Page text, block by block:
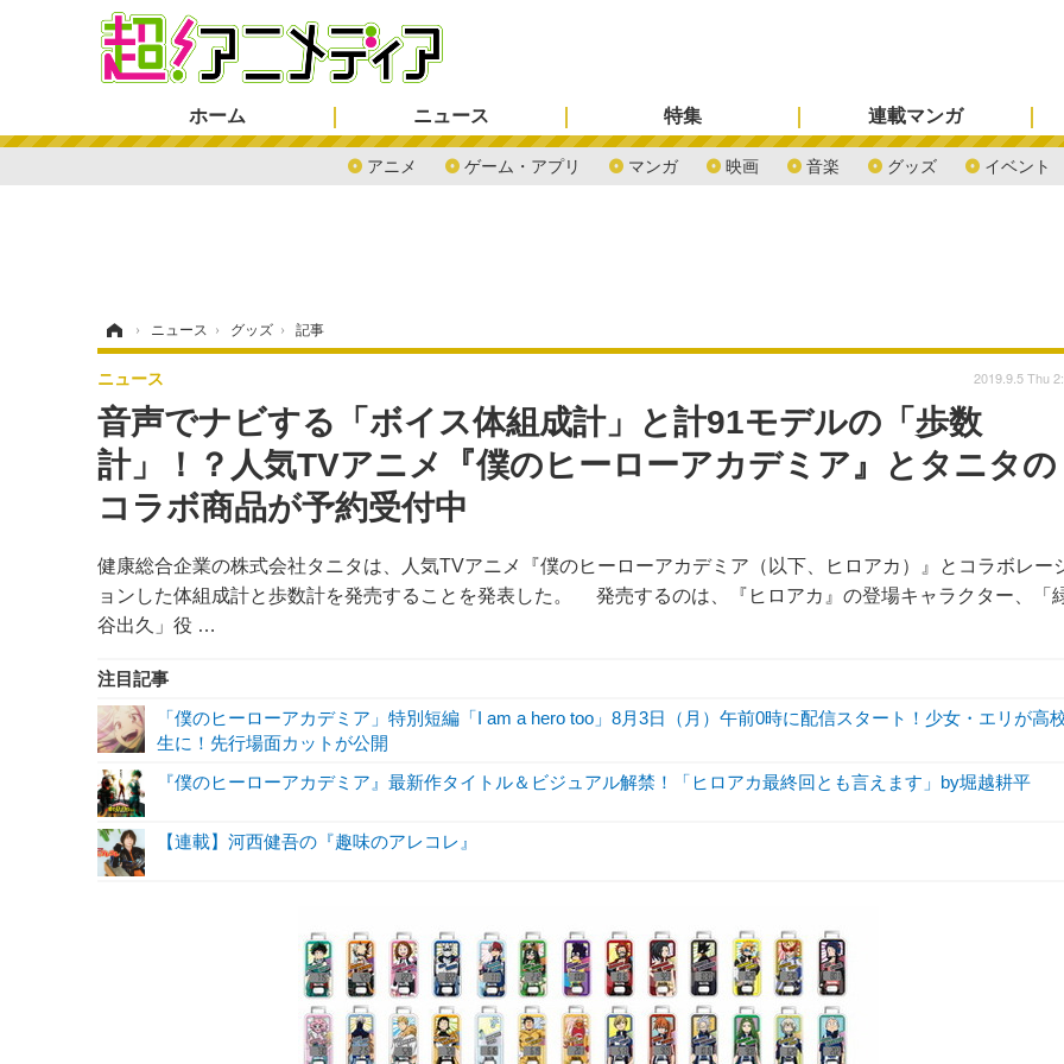
ホーム ニュース
アニメ ゲーム・アプリ マンガ 映画 音楽 グッズ イベント
特集 連載マンガ
› ニュース › グッズ › 記事
音声でナビする「ボイス体組成計」と計91モデルの「歩数
計」！？人気TVアニメ『僕のヒーローアカデミア』とタニタの
コラボ商品が予約受付中
健康総合企業の株式会社タニタは、人気TVアニメ『僕のヒーローアカデミア（以下、ヒロアカ）』とコラボレー
ョンした体組成計と歩数計を発売することを発表した。 発売するのは、『ヒロアカ』の登場キャラクター、「
谷出久」役 …
ニュース 2019.9.5 Thu
注目記事
「僕のヒーローアカデミア」特別短編「I am a hero too」8月3日（月）午前0時に配信スタート！少女・エリが高
生に！先行場面カットが公開
『僕のヒーローアカデミア』最新作タイトル＆ビジュアル解禁！「ヒロアカ最終回とも言えます」by堀越耕平
【連載】河西健吾の『趣味のアレコレ』